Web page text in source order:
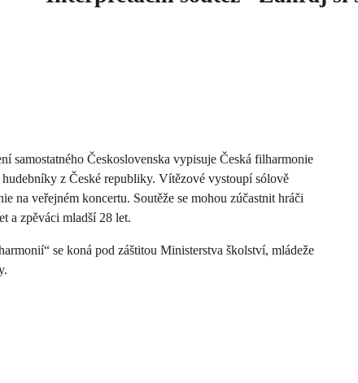
samostatného Československa vypisuje Česká filharmonie
z České republiky. Vítězové vystoupí sólově
na veřejném koncertu. Soutěže se mohou zúčastnit hráči
a zpěváci mladší 28 let.
se koná pod záštitou Ministerstva školství, mládeže